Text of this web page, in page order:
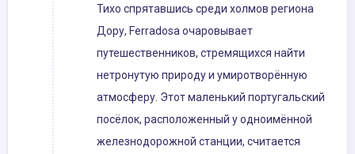
Тихо спрятавшись среди холмов региона
Дору, Ferradosa очаровывает
путешественников, стремящихся найти
нетронутую природу и умиротворённую
атмосферу. Этот маленький португальский
посёлок, расположенный у одноимённой
железнодорожной станции, считается